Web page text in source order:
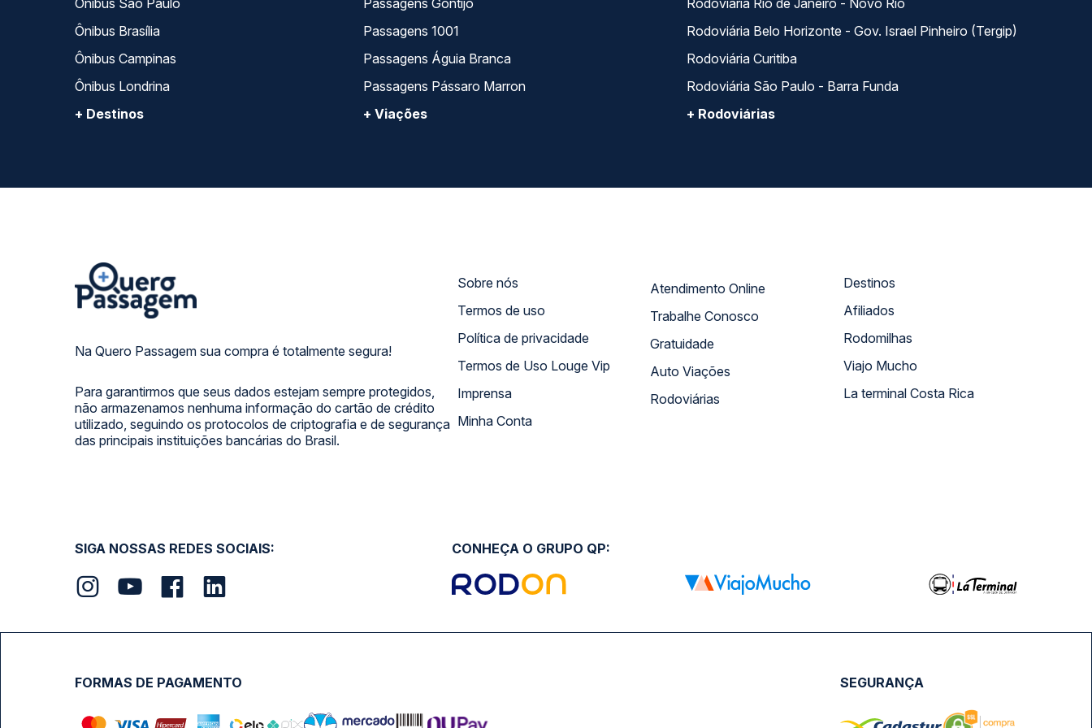
Ônibus São Paulo
Ônibus Brasília
Ônibus Campinas
Ônibus Londrina
+ Destinos
Passagens Gontijo
Passagens 1001
Passagens Águia Branca
Passagens Pássaro Marron
+ Viações
Rodoviária Rio de Janeiro - Novo Rio
Rodoviária Belo Horizonte - Gov. Israel Pinheiro (Tergip)
Rodoviária Curitiba
Rodoviária São Paulo - Barra Funda
+ Rodoviárias
Na Quero Passagem sua compra é totalmente segura!
Para garantirmos que seus dados estejam sempre protegidos,
não armazenamos nenhuma informação do cartão de crédito
utilizado, seguindo os protocolos de criptografia e de segurança
das principais instituições bancárias do Brasil.
Sobre nós
Termos de uso
Política de privacidade
Termos de Uso Louge Vip
Imprensa
Minha Conta
Atendimento Online
Trabalhe Conosco
Gratuidade
Auto Viações
Rodoviárias
Destinos
Afiliados
Rodomilhas
Viajo Mucho
La terminal Costa Rica
SIGA NOSSAS REDES SOCIAIS: CONHEÇA O GRUPO QP:
FORMAS DE PAGAMENTO SEGURANÇA